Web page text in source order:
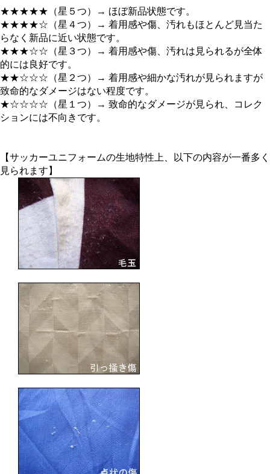
★★★★★（星５つ）→ ほぼ新品状態です。
★★★★☆（星４つ）→ 着用感や傷、汚れもほとんど見当た
らなく新品に近い状態です。
★★★☆☆（星３つ）→ 着用感や傷、汚れは見られるが全体
的には良好です。
★★☆☆☆（星２つ）→ 着用感や細かな汚れが見られますが
致命的なダメージはない程度です。
★☆☆☆☆（星１つ）→ 致命的なダメージが見られ、コレク
ションには不向きです。
【サッカーユニフォームの生地特性上、以下の内容が一番多く
見られます】